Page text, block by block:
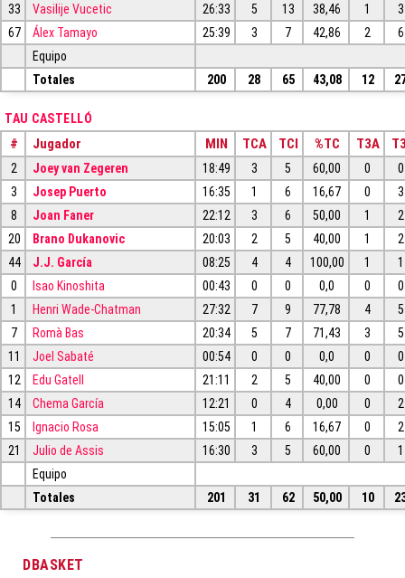
33
Vasilije Vucetic 26:33 5 13 38,46 1
3
67
Álex Tamayo 25:39 3 7 42,86 2
6
Equipo
Totales
200 28 65 43,08 12
TAU CASTELLÓ
# Jugador MIN TCA TCI %TC T3A
2 Joey van Zegeren 18:49 3 5 60,00 0
0
3
Josep Puerto 16:35 1 6 16,67 0
3
8
Joan Faner 22:12 3 6 50,00 1
2
20
Brano Dukanovic 20:03 2 5 40,00 1
2
44
J.J. García 08:25 4 4 100,00 1
1
0
Isao Kinoshita 00:43 0 0 0,0 0
0
1
Henri Wade-Chatman 27:32 7 9 77,78 4
5
7
Romà Bas 20:34 5 7 71,43 3
5
11
Joel Sabaté 00:54 0 0 0,0 0
0
12
Edu Gatell 21:11 2 5 40,00 0
0
14
Chema García 12:21 0 4 0,00 0
2
15
Ignacio Rosa 15:05 1 6 16,67 0
2
21
Julio de Assis 16:30 3 5 60,00 0
1
Equipo
Totales
201 31 62 50,00 10
DBASKET